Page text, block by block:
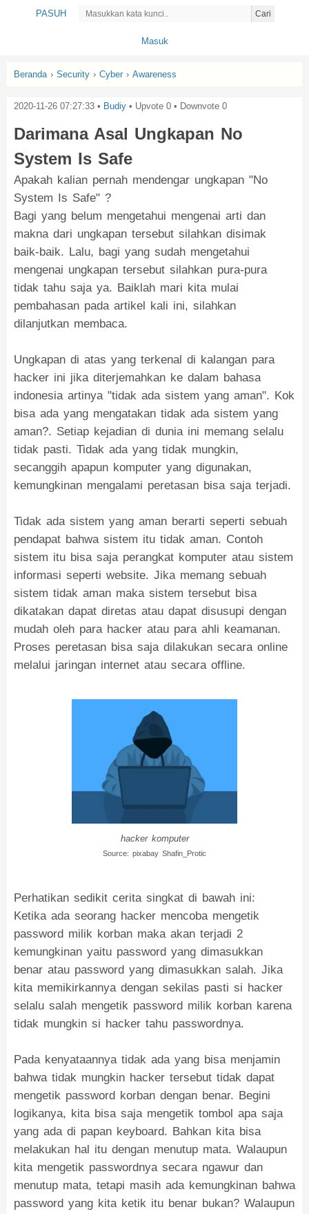
PASUH Cari
Masuk
Beranda › Security › Cyber › Awareness
2020-11-26 07:27:33 • Budiy • Upvote 0 • Downvote 0
Darimana Asal Ungkapan No
System Is Safe
Apakah kalian pernah mendengar ungkapan "No
System Is Safe" ?
Bagi yang belum mengetahui mengenai arti dan
makna dari ungkapan tersebut silahkan disimak
baik-baik. Lalu, bagi yang sudah mengetahui
mengenai ungkapan tersebut silahkan pura-pura
tidak tahu saja ya. Baiklah mari kita mulai
pembahasan pada artikel kali ini, silahkan
dilanjutkan membaca.
Ungkapan di atas yang terkenal di kalangan para
hacker ini jika diterjemahkan ke dalam bahasa
indonesia artinya "tidak ada sistem yang aman". Kok
bisa ada yang mengatakan tidak ada sistem yang
aman?. Setiap kejadian di dunia ini memang selalu
tidak pasti. Tidak ada yang tidak mungkin,
secanggih apapun komputer yang digunakan,
kemungkinan mengalami peretasan bisa saja terjadi.
Tidak ada sistem yang aman berarti seperti sebuah
pendapat bahwa sistem itu tidak aman. Contoh
sistem itu bisa saja perangkat komputer atau sistem
informasi seperti website. Jika memang sebuah
sistem tidak aman maka sistem tersebut bisa
dikatakan dapat diretas atau dapat disusupi dengan
mudah oleh para hacker atau para ahli keamanan.
Proses peretasan bisa saja dilakukan secara online
melalui jaringan internet atau secara offline.
hacker komputer
Source: pixabay Shafin_Protic
Perhatikan sedikit cerita singkat di bawah ini:
Ketika ada seorang hacker mencoba mengetik
password milik korban maka akan terjadi 2
kemungkinan yaitu password yang dimasukkan
benar atau password yang dimasukkan salah. Jika
kita memikirkannya dengan sekilas pasti si hacker
selalu salah mengetik password milik korban karena
tidak mungkin si hacker tahu passwordnya.
Pada kenyataannya tidak ada yang bisa menjamin
bahwa tidak mungkin hacker tersebut tidak dapat
mengetik password korban dengan benar. Begini
logikanya, kita bisa saja mengetik tombol apa saja
yang ada di papan keyboard. Bahkan kita bisa
melakukan hal itu dengan menutup mata. Walaupun
kita mengetik passwordnya secara ngawur dan
menutup mata, tetapi masih ada kemungkinan bahwa
password yang kita ketik itu benar bukan? Walaupun